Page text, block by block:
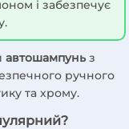
і забезпечує
автошампунь з
ручного
та хрому.